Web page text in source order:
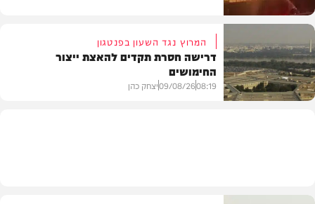
חדשות
המרוץ נגד השעון בפנטגון
דרישה חסרת תקדים להאצת ייצור
החימושים
08:19
09/08/26יצחק כהן